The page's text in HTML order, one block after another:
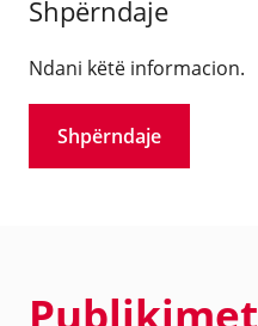
Shpërndaje
Ndani këtë informacion.
Shpërndaje
Publikimet